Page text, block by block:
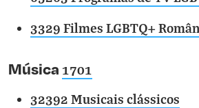
3329 Filmes LGBTQ+
Música 1701
32392 Musicais clássicos